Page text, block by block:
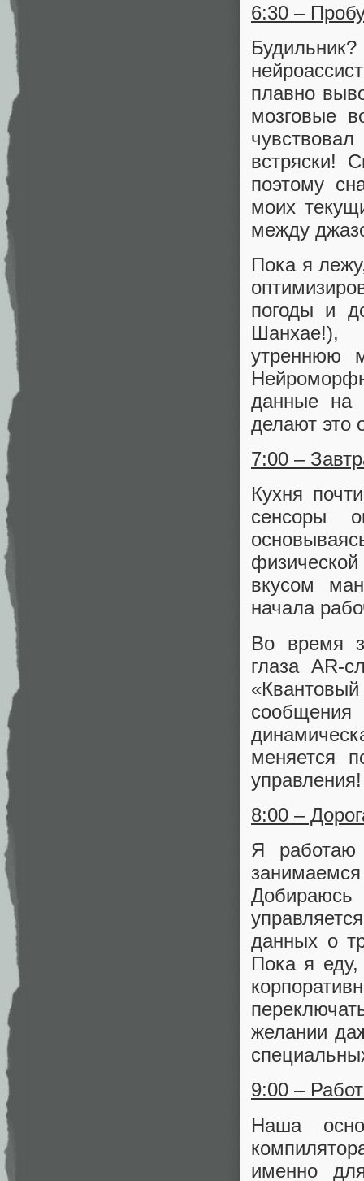
6:30 –
плавно
мозговые
встряски!
поэтому
моих
между
Пока я
погоды и
Шанхае!),
утреннюю
данные на
делают это
7:00 –
Кухня
сенсоры
вкусом
начала
Во время
глаза AR-
меняется
управления!
8:00 –
Я работаю
Добираюсь
данных о
Пока я еду,
желании
9:00 –
Наша
именно